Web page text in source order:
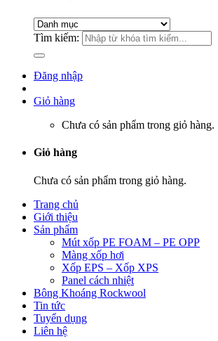
Tìm kiếm:
Đăng nhập
Giỏ hàng
Chưa có sản phẩm trong giỏ hàng.
Giỏ hàng
Chưa có sản phẩm trong giỏ hàng.
Trang chủ
Giới thiệu
Sản phẩm
Mút xốp PE FOAM – PE OPP
Màng xốp hơi
Xốp EPS – Xốp XPS
Panel cách nhiệt
Bông Khoáng Rockwool
Tin tức
Tuyển dụng
Liên hệ